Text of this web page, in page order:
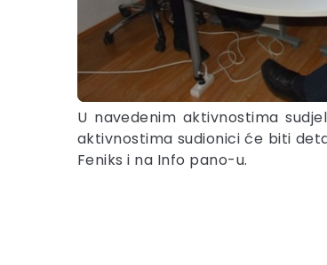
U navedenim aktivnostima
aktivnostima sudionici će biti
Feniks i na Info pano-u.